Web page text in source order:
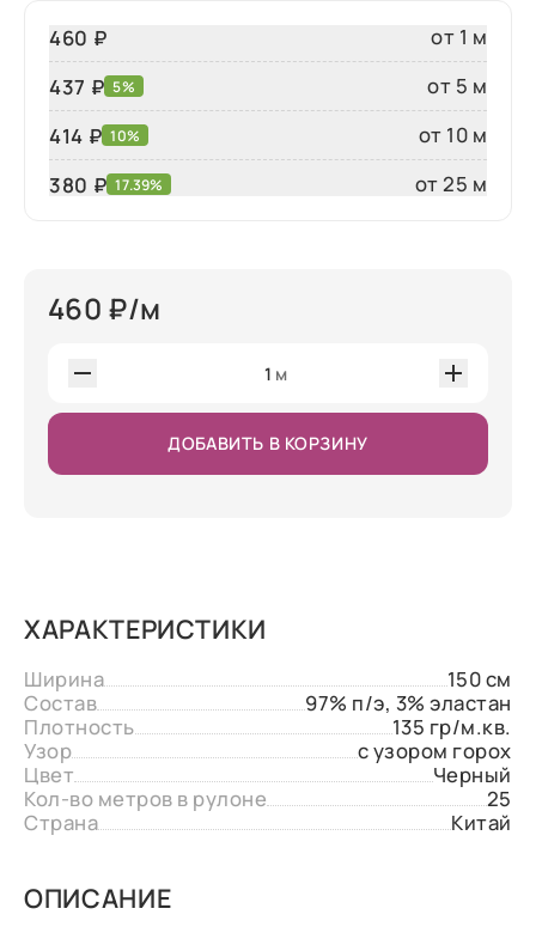
460 ₽
от 1 м
437 ₽ 5%
от 5 м
414 ₽ 10%
от 10 м
380 ₽ 17.39% от 25 м
460 ₽/м
1 м
ДОБАВИТЬ В КОРЗИНУ
ХАРАКТЕРИСТИКИ
Ширина
150 см
Состав
97% п/э, 3% эластан
Плотность
135 гр/м.кв.
Узор
с узором горох
Цвет
Черный
Кол-во метров в рулоне
25
Страна
Китай
ОПИСАНИЕ